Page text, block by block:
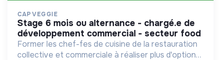
CAP VEGGIE
stage 6 mois ou alternance - chargé.e de
développement commercial - secteur food
Former les chef-fes de cuisine de la restauration
collective et commerciale à réaliser plus d'options